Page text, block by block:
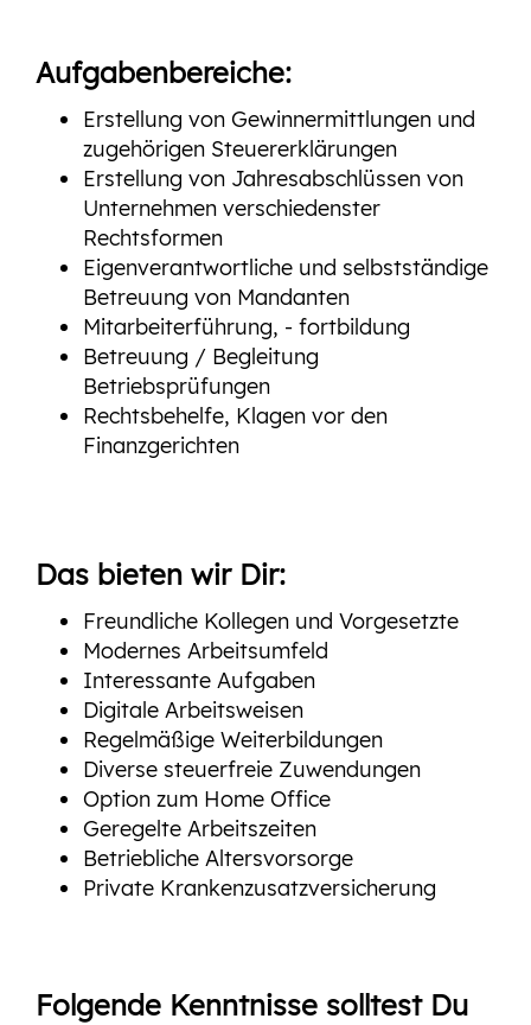
Aufgabenbereiche:
Erstellung von Gewinnermittlungen und
zugehörigen Steuererklärungen
Erstellung von Jahresabschlüssen von
Unternehmen verschiedenster
Rechtsformen
Eigenverantwortliche und selbstständige
Betreuung von Mandanten
Mitarbeiterführung, - fortbildung
Betreuung / Begleitung
Betriebsprüfungen
Rechtsbehelfe, Klagen vor den
Finanzgerichten
Das bieten wir Dir:
Freundliche Kollegen und Vorgesetzte
Modernes Arbeitsumfeld
Interessante Aufgaben
Digitale Arbeitsweisen
Regelmäßige Weiterbildungen
Diverse steuerfreie Zuwendungen
Option zum Home Office
Geregelte Arbeitszeiten
Betriebliche Altersvorsorge
Private Krankenzusatzversicherung
Folgende Kenntnisse solltest Du